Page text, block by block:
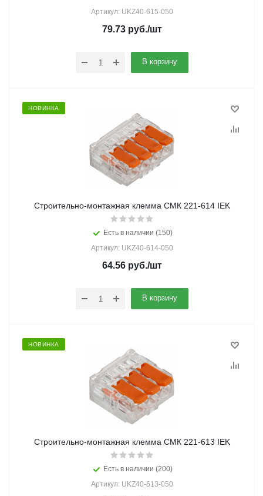
Артикул: UKZ40-615-050
79.73 руб./шт
В корзину
НОВИНКА
Строительно-монтажная клемма СМК 221-614 IEK
Есть в наличии (150)
Артикул: UKZ40-614-050
64.56 руб./шт
В корзину
НОВИНКА
Строительно-монтажная клемма СМК 221-613 IEK
Есть в наличии (200)
Артикул: UKZ40-613-050